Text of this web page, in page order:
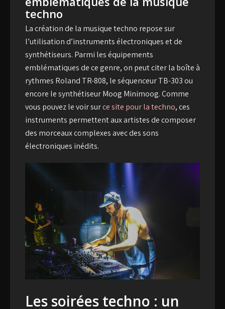
techno
La création de la musique techno repose sur
l’utilisation d’instruments électroniques et de
synthétiseurs. Parmi les équipements
emblématiques de ce genre, on peut citer la boîte à
rythmes Roland TR-808, le séquenceur TB-303 ou
encore le synthétiseur Moog Minimoog. Comme
vous pouvez le voir surce site pour la techno, ces
instruments permettent aux artistes de composer
des morceaux complexes avec des sons
électroniques inédits.
Les soirées techno : un